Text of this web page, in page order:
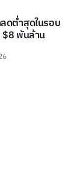
ดต่ำสุดในรอบ
$8 พันล้าน